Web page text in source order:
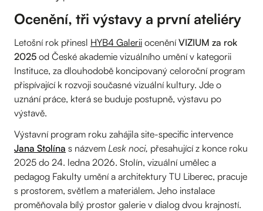
Ocenění, tři výstavy a první ateliéry
Letošní rok přinesl HYB4 Galerii oceněníVIZIUM za rok
2025 od České akademie vizuálního umění v kategorii
Instituce, za dlouhodobě koncipovaný celoroční program
přispívající k rozvoji současné vizuální kultury. Jde o
uznání práce, která se buduje postupně, výstavu po
výstavě.
Výstavní program roku zahájila site-specific intervence
Jana Stolína s názvem Lesk noci, přesahující z konce roku
2025 do 24. ledna 2026. Stolín, vizuální umělec a
pedagog Fakulty umění a architektury TU Liberec, pracuje
s prostorem, světlem a materiálem. Jeho instalace
proměňovala bílý prostor galerie v dialog dvou krajností.